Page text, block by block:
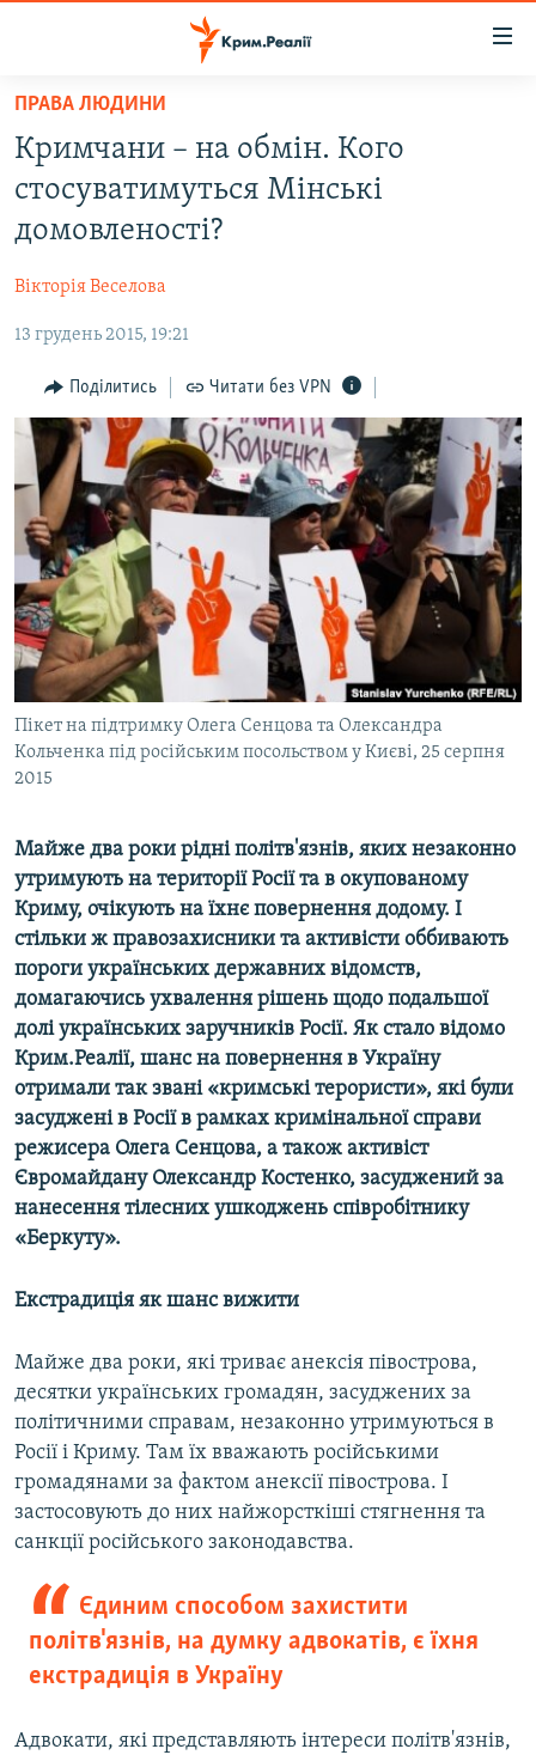
Перейти
основного
матеріалу
Перейти
до
основної
навігації
Перейти
пошуку
ВОДА.КРИМ
ВІДЕО ТА ФОТО
БЛОГИ
ПОГЛЯД
ІНТЕРВ'Ю
ВСЕ ЗА ДЕНЬ
СПЕЦПРОЕКТИ
ДЕПОРТАЦІЯ
ВІДЕОУРОКИ «ELIFBE»
СВІДЧЕННЯ ОКУПАЦІЇ
УКРАЇНСЬКА ПРОБЛЕМА КРИМУ
ІНФОГРАФІКА
ЯК ОБІЙТИ БЛОКУВАННЯ
Русский
Qırımtatar
ДОЛУЧАЙСЯ!
ПРАВА ЛЮДИНИ
Кримчани – на обмін. Кого
стосуватимуться Мінські
домовленості?
Вікторія Веселова
13 грудень 2015, 19:21
Поділитись Читати без VPN
Пікет на підтримку Олега Сенцова та Олександра
Кольченка під російським посольством у Києві, 25 серпня
2015
Майже два роки рідні політв'язнів, яких незаконно
утримують на території Росії та в окупованому
Криму, очікують на їхнє повернення додому. І
стільки ж правозахисники та активісти оббивають
пороги українських державних відомств,
домагаючись ухвалення рішень щодо подальшої
долі українських заручників Росії. Як стало відомо
Крим.Реалії, шанс на повернення в Україну
отримали так звані «кримські терористи», які були
засуджені в Росії в рамках кримінальної справи
режисера Олега Сенцова, а також активіст
Євромайдану Олександр Костенко, засуджений за
нанесення тілесних ушкоджень співробітнику
«Беркуту».
Екстрадиція як шанс вижити
Майже два роки, які триває анексія півострова,
десятки українських громадян, засуджених за
політичними справам, незаконно утримуються в
Росії і Криму. Там їх вважають російськими
громадянами за фактом анексії півострова. І
застосовують до них найжорсткіші стягнення та
санкції російського законодавства.
Єдиним способом захистити
політв'язнів, на думку адвокатів, є їхня
екстрадиція в Україну
Адвокати, які представляють інтереси політв'язнів,